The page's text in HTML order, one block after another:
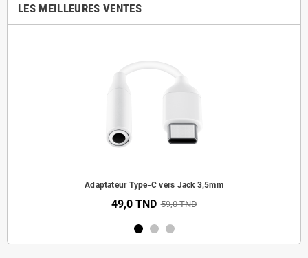
LES MEILLEURES VENTES
Adaptateur Type-C vers Jack 3,5mm
49,0 TND 59,0 TND